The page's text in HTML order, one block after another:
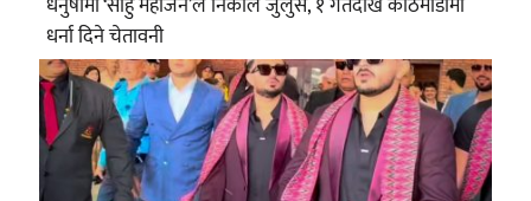
धर्ना दिने चेतावनी